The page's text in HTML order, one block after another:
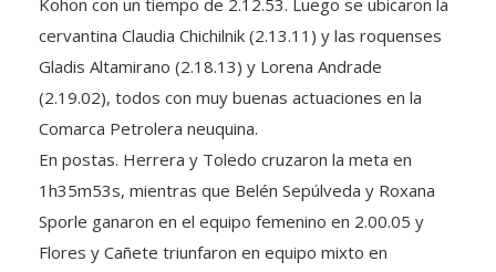
cervantina Claudia Chichilnik (2.13.11) y las roquenses
Gladis Altamirano (2.18.13) y Lorena Andrade
(2.19.02), todos con muy buenas actuaciones en la
Comarca Petrolera neuquina.
En postas. Herrera y Toledo cruzaron la meta en
1h35m53s, mientras que Belén Sepúlveda y Roxana
Sporle ganaron en el equipo femenino en 2.00.05 y
Flores y Cañete triunfaron en equipo mixto en
1h39m29s. Los tres binomios trabajaron muy bien en